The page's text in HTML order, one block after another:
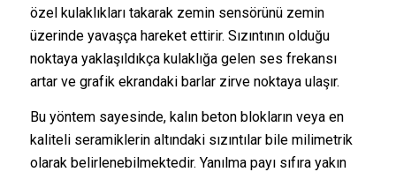
özel kulaklıkları takarak zemin sensörünü zemin
üzerinde yavaşça hareket ettirir. Sızıntının olduğu
noktaya yaklaşıldıkça kulaklığa gelen ses frekansı
artar ve grafik ekrandaki barlar zirve noktaya ulaşır.
Bu yöntem sayesinde, kalın beton blokların veya en
kaliteli seramiklerin altındaki sızıntılar bile milimetrik
olarak belirlenebilmektedir. Yanılma payı sıfıra yakın